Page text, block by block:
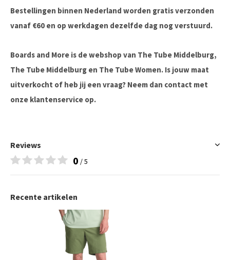
Bestellingen binnen Nederland worden gratis verzonden
vanaf €60 en op werkdagen dezelfde dag nog verstuurd.
Boards and More is de webshop van The Tube Middelburg,
The Tube Middelburg en The Tube Women. Is jouw maat
uitverkocht of heb jij een vraag? Neem dan contact met
onze klantenservice op.
Reviews
0 / 5
Recente artikelen